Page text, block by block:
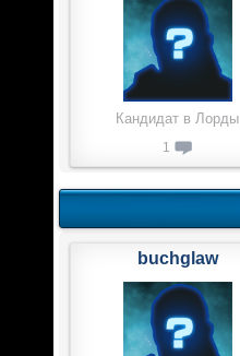
Кандидат в Лорды
1
buchglaw